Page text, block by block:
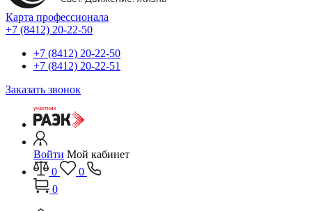
Карта профессионала
+7 (8412) 20-22-50
+7 (8412) 20-22-50
+7 (8412) 20-22-51
Заказать звонок
Войти Мой кабинет
0
0
0